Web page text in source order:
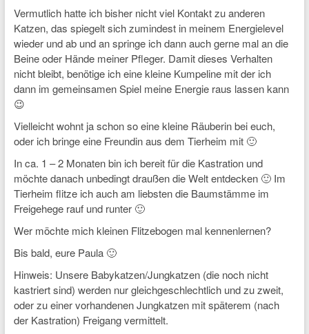
Vermutlich hatte ich bisher nicht viel Kontakt zu anderen
Katzen, das spiegelt sich zumindest in meinem Energielevel
wieder und ab und an springe ich dann auch gerne mal an die
Beine oder Hände meiner Pfleger. Damit dieses Verhalten
nicht bleibt, benötige ich eine kleine Kumpeline mit der ich
dann im gemeinsamen Spiel meine Energie raus lassen kann
😉
Vielleicht wohnt ja schon so eine kleine Räuberin bei euch,
oder ich bringe eine Freundin aus dem Tierheim mit 🙂
In ca. 1 – 2 Monaten bin ich bereit für die Kastration und
möchte danach unbedingt draußen die Welt entdecken 🙂 Im
Tierheim flitze ich auch am liebsten die Baumstämme im
Freigehege rauf und runter 🙂
Wer möchte mich kleinen Flitzebogen mal kennenlernen?
Bis bald, eure Paula 🙂
Hinweis: Unsere Babykatzen/Jungkatzen (die noch nicht
kastriert sind) werden nur gleichgeschlechtlich und zu zweit,
oder zu einer vorhandenen Jungkatzen mit späterem (nach
der Kastration) Freigang vermittelt.